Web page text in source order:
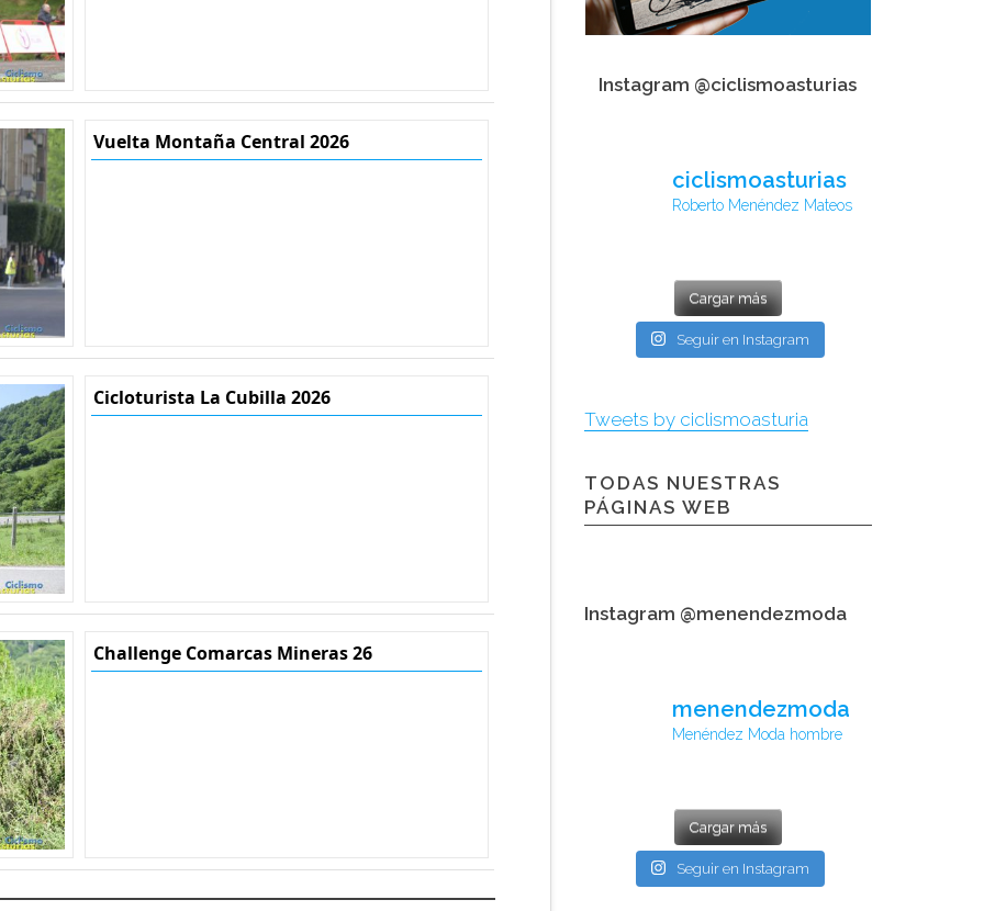
Vuelta Montaña Central 2026
Cicloturista La Cubilla 2026
Challenge Comarcas Mineras 26
Instagram @ciclismoasturias
ciclismoasturias
Roberto Menéndez Mateos
Cargar más
Seguir en Instagram
Tweets by ciclismoasturia
TODAS NUESTRAS
PÁGINAS WEB
Instagram @menendezmoda
menendezmoda
Menéndez Moda hombre
Cargar más
Seguir en Instagram